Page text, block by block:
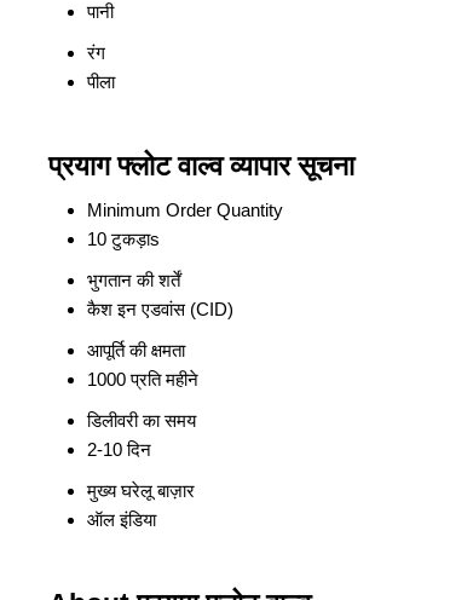
पानी
रंग
पीला
प्रयाग फ्लोट वाल्व व्यापार सूचना
Minimum Order Quantity
10 टुकड़ाs
भुगतान की शर्तें
कैश इन एडवांस (CID)
आपूर्ति की क्षमता
1000 प्रति महीने
डिलीवरी का समय
2-10 दिन
मुख्य घरेलू बाज़ार
ऑल इंडिया